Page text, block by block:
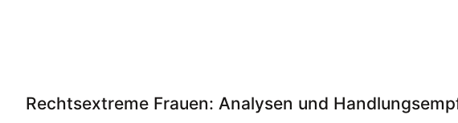
Rechtsextreme Frauen: Analysen und